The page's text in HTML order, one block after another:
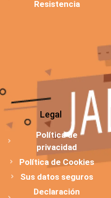
Resistencia
Legal
Política de
privacidad
Política de Cookies
Sus datos seguros
Declaración